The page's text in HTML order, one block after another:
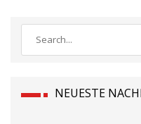
NEUESTE